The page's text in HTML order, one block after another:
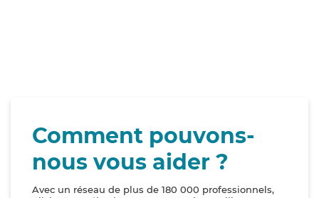
Comment pouvons-
nous vous aider ?
Avec un réseau de plus de 180 000 professionnels,